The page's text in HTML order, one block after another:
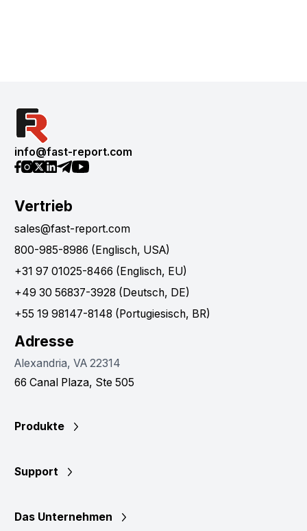
info@fast-report.com
Vertrieb
sales@fast-report.com
800-985-8986 (Englisch, USA)
+31 97 01025-8466 (Englisch, EU)
+49 30 56837-3928 (Deutsch, DE)
+55 19 98147-8148 (Portugiesisch, BR)
Adresse
Alexandria, VA 22314
66 Canal Plaza, Ste 505
Produkte
Support
Das Unternehmen